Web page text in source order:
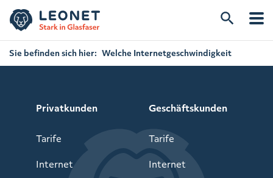
Sie befinden sich hier: Welche Internetgeschwindigkeit
Privatkunden
Tarife
Internet
Geschäftskunden
Tarife
Internet